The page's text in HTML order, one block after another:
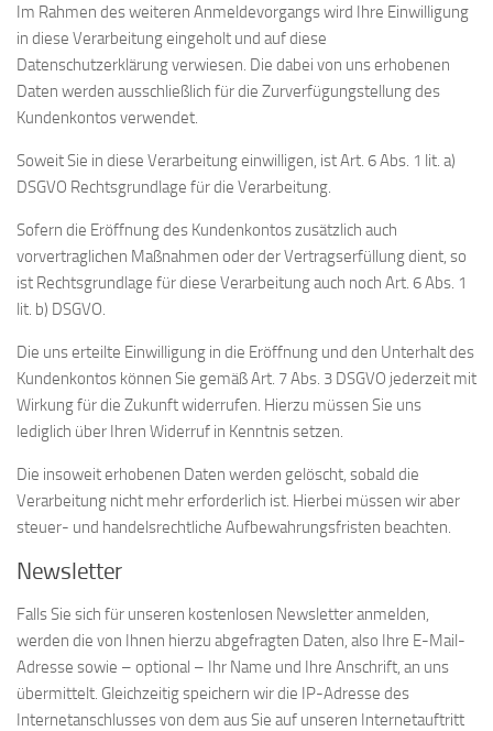
Im Rahmen des weiteren Anmeldevorgangs wird Ihre Einwilligung
in diese Verarbeitung eingeholt und auf diese
Datenschutzerklärung verwiesen. Die dabei von uns erhobenen
Daten werden ausschließlich für die Zurverfügungstellung des
Kundenkontos verwendet.
Soweit Sie in diese Verarbeitung einwilligen, ist Art. 6 Abs. 1 lit. a)
DSGVO Rechtsgrundlage für die Verarbeitung.
Sofern die Eröffnung des Kundenkontos zusätzlich auch
vorvertraglichen Maßnahmen oder der Vertragserfüllung dient, so
ist Rechtsgrundlage für diese Verarbeitung auch noch Art. 6 Abs. 1
lit. b) DSGVO.
Die uns erteilte Einwilligung in die Eröffnung und den Unterhalt des
Kundenkontos können Sie gemäß Art. 7 Abs. 3 DSGVO jederzeit mit
Wirkung für die Zukunft widerrufen. Hierzu müssen Sie uns
lediglich über Ihren Widerruf in Kenntnis setzen.
Die insoweit erhobenen Daten werden gelöscht, sobald die
Verarbeitung nicht mehr erforderlich ist. Hierbei müssen wir aber
steuer- und handelsrechtliche Aufbewahrungsfristen beachten.
Newsletter
Falls Sie sich für unseren kostenlosen Newsletter anmelden,
werden die von Ihnen hierzu abgefragten Daten, also Ihre E-Mail-
Adresse sowie – optional – Ihr Name und Ihre Anschrift, an uns
übermittelt. Gleichzeitig speichern wir die IP-Adresse des
Internetanschlusses von dem aus Sie auf unseren Internetauftritt